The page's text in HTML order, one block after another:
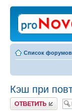
Список форумов
Кэш при
Ответить